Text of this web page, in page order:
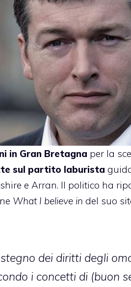
in Gran Bretagna per la
sul partito laburista
e Arran. Il politico ha
What I believe in del suo
dei diritti degli
i concetti di (buon